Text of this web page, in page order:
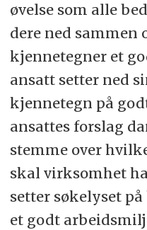
øvelse som alle
dere ned sammen
kjennetegner et
ansatt setter ned
kjennetegn på
ansattes forslag
stemme over
skal virksomhet
setter søkelyset
et godt